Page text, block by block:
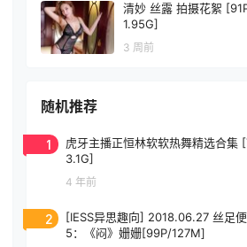
清妙 丝露 拍摄花絮
1.95G]
3 周前
随机推荐
1
虎牙主播正恒林软软热舞精选合集
3.1G]
4 年前
2
[IESS异思趣向] 2018.06.27 丝足
5：《闷》姗姗[99P/127M]